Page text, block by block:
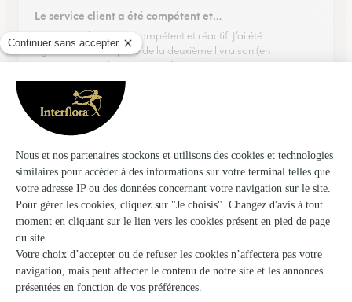
Le service client a été compétent et…
Le service client a été compétent et réactif. J’ai été
agréablement surprise de la deuxième livraison (en
compensation de la première). Un service « après-vente »
efficace. Merci aux équipes !
09/07/2026
★ ★ ★ ★ ★
Commande bien reçue en temps et en…
Commande bien reçue en temps et en heure Bonne
vérification par téléphone Ras
22/06/2026